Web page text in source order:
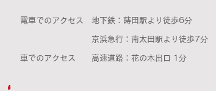
電車でのアクセス 地下鉄：蒔田駅より徒歩6分
京浜急行：南太田駅より徒歩7分
​車でのアクセス 高速道路：花の木出口 1分